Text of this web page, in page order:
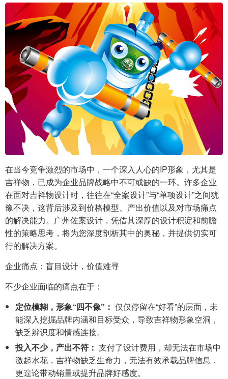
在当今竞争激烈的市场中，一个深入人心的IP形象，尤其是
吉祥物，已成为企业品牌战略中不可或缺的一环。许多企业
在面对吉祥物设计时，往往在“全案设计”与“单项设计”之间犹
豫不决，这背后涉及到价格模型、产出价值以及对市场痛点
的解决能力。广州佐案设计，凭借其深厚的设计积淀和前瞻
性的策略思考，将为您深度剖析其中的奥秘，并提供切实可
行的解决方案。
企业痛点：盲目设计，价值难寻
不少企业面临的痛点在于：
定位模糊，形象“四不像”： 仅仅停留在“好看”的层面，未
能深入挖掘品牌内涵和目标受众，导致吉祥物形象空洞，
缺乏辨识度和情感连接。
投入不少，产出不符： 支付了设计费用，却无法在市场中
激起水花，吉祥物缺乏生命力，无法有效承载品牌信息，
更遑论带动销量或提升品牌好感度。